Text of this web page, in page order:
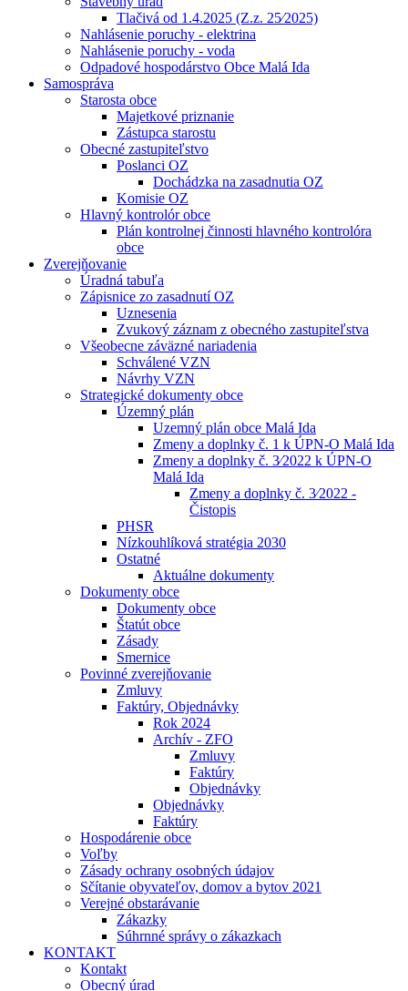
Tlačivá od 1.4.2025 (Z.z. 25⁄2025)
Nahlásenie poruchy - elektrina
Nahlásenie poruchy - voda
Odpadové hospodárstvo Obce Malá Ida
Samospráva
Starosta obce
Majetkové priznanie
Zástupca starostu
Obecné zastupiteľstvo
Poslanci OZ
Dochádzka na zasadnutia OZ
Komisie OZ
Hlavný kontrolór obce
Plán kontrolnej činnosti hlavného kontrolóra
obce
Zverejňovanie
Úradná tabuľa
Zápisnice zo zasadnutí OZ
Uznesenia
Zvukový záznam z obecného zastupiteľstva
Všeobecne záväzné nariadenia
Schválené VZN
Návrhy VZN
Strategické dokumenty obce
Územný plán
Uzemný plán obce Malá Ida
Zmeny a doplnky č. 1 k ÚPN-O Malá Ida
Zmeny a doplnky č. 3⁄2022 k ÚPN-O
Malá Ida
Zmeny a doplnky č. 3⁄2022 -
Čistopis
PHSR
Nízkouhlíková stratégia 2030
Ostatné
Aktuálne dokumenty
Dokumenty obce
Dokumenty obce
Štatút obce
Zásady
Smernice
Povinné zverejňovanie
Zmluvy
Faktúry, Objednávky
Rok 2024
Archív - ZFO
Zmluvy
Faktúry
Objednávky
Objednávky
Faktúry
Hospodárenie obce
Voľby
Zásady ochrany osobných údajov
Sčítanie obyvateľov, domov a bytov 2021
Verejné obstarávanie
Zákazky
Súhrnné správy o zákazkach
KONTAKT
Kontakt
Obecný úrad